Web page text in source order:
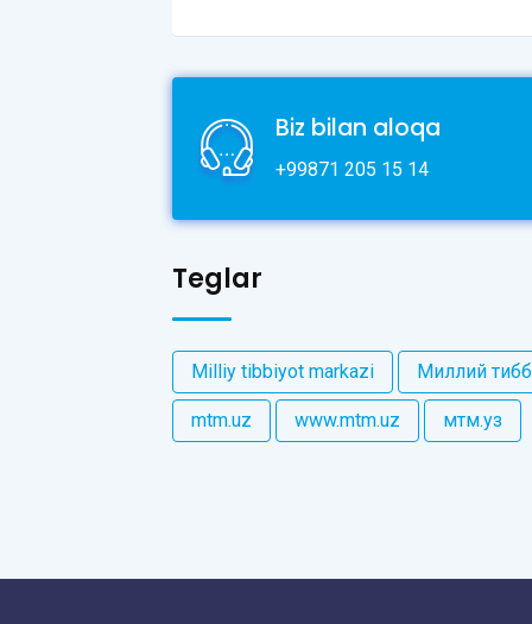
Biz bilan aloqa
+99871 205 15 14
Teglar
Milliy tibbiyot markazi Миллий
mtm.uz www.mtm.uz мтм.уз